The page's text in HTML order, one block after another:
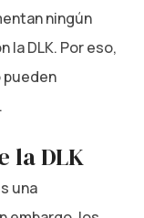
ningún
DLK. Por eso,
pueden
la DLK
una